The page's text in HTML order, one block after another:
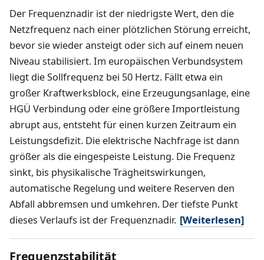
Der Frequenznadir ist der niedrigste Wert, den die
Netzfrequenz nach einer plötzlichen Störung erreicht,
bevor sie wieder ansteigt oder sich auf einem neuen
Niveau stabilisiert. Im europäischen Verbundsystem
liegt die Sollfrequenz bei 50 Hertz. Fällt etwa ein
großer Kraftwerksblock, eine Erzeugungsanlage, eine
HGÜ Verbindung oder eine größere Importleistung
abrupt aus, entsteht für einen kurzen Zeitraum ein
Leistungsdefizit. Die elektrische Nachfrage ist dann
größer als die eingespeiste Leistung. Die Frequenz
sinkt, bis physikalische Trägheitswirkungen,
automatische Regelung und weitere Reserven den
Abfall abbremsen und umkehren. Der tiefste Punkt
dieses Verlaufs ist der Frequenznadir. [Weiterlesen]
Frequenzstabilität